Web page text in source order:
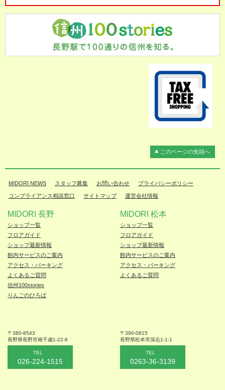
このページの先頭へ
MIDORI NEWS スタッフ募集 お問い合わせ プライバシーポリシー
コンプライアンス相談窓口 サイトマップ 運営会社情報
MIDORI 長野
ショップ一覧
フロアガイド
ショップ最新情報
館内サービスのご案内
アクセス・パーキング
よくあるご質問
信州100stories
りんごのひろば
〒380-8543
長野県長野市南千歳1-22-6
TEL
026-224-1515
MIDORI 松本
ショップ一覧
フロアガイド
ショップ最新情報
館内サービスのご案内
アクセス・パーキング
よくあるご質問
〒390-0815
長野県松本市深志1-1-1
TEL
0263-36-3139